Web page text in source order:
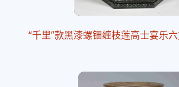
“千里”款黑漆螺钿缠枝莲高士宴乐